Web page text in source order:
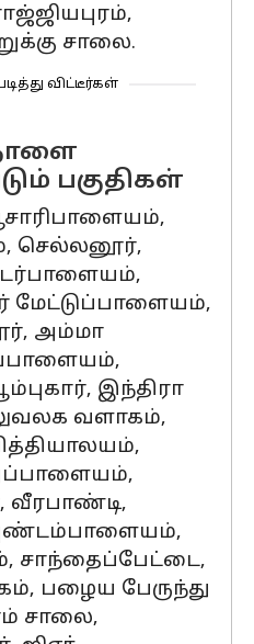
சாலை.
விட்டீர்கள்
பகுதிகள்
செல்லனூர்,
அம்மா
இந்திரா
வளாகம்,
வீரபாண்டி,
சாந்தைப்பேட்டை,
பழைய பேருந்து
சாலை,